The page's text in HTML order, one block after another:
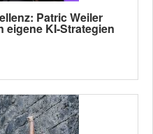
Patric Weiler
eigene KI-Strategien